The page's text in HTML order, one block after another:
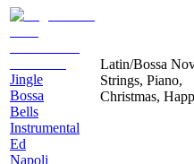
Jingle
Bossa
Bells
Instrumental
Ed
Napoli
Latin/Bossa
Strings, Piano,
Christmas,